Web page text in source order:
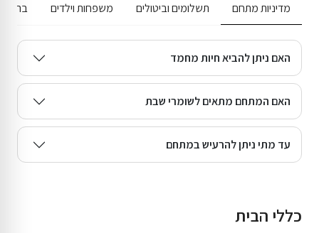
מדיניות מתחם תשלומים וביטולים משפחות וילדים בריכה
האם ניתן להביא חיות מחמד
האם המתחם מתאים לשומרי שבת
עד מתי ניתן להרעיש במתחם
כללי הבית